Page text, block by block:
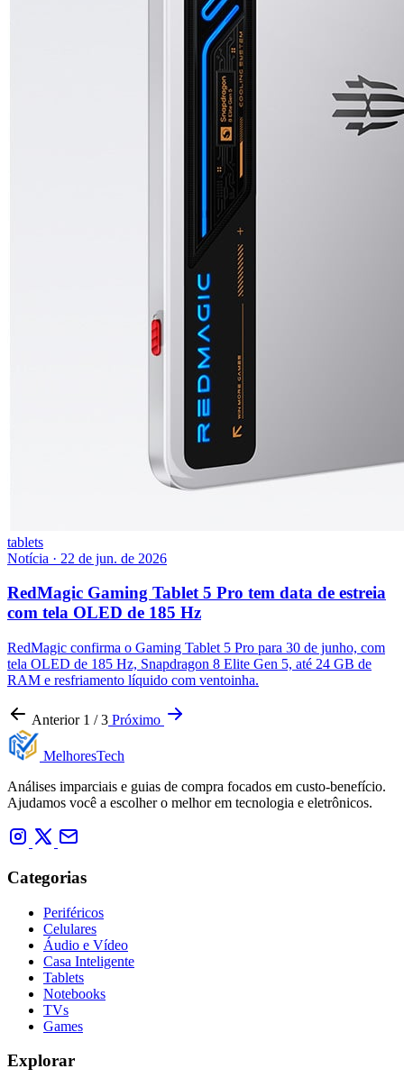
tablets
Notícia · 22 de jun. de 2026
RedMagic Gaming Tablet 5 Pro tem data de estreia
com tela OLED de 185 Hz
RedMagic confirma o Gaming Tablet 5 Pro para 30 de junho, com
tela OLED de 185 Hz, Snapdragon 8 Elite Gen 5, até 24 GB de
RAM e resfriamento líquido com ventoinha.
Anterior 1 / 3 Próximo
MelhoresTech
Análises imparciais e guias de compra focados em custo-benefício.
Ajudamos você a escolher o melhor em tecnologia e eletrônicos.
Categorias
Periféricos
Celulares
Áudio e Vídeo
Casa Inteligente
Tablets
Notebooks
TVs
Games
Explorar